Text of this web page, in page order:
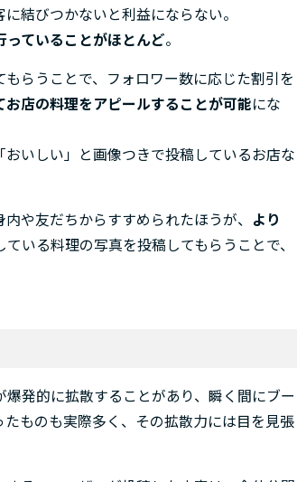
結びつかないと利益にならない。
っていることがほとんど。
らうことで、フォロワー数に応じた割引を
店の料理をアピールすることが可能にな
いしい」と画像つきで投稿しているお店な
や友だちからすすめられたほうが、
より
いる料理の写真を投稿してもらうことで、
発的に拡散することがあり、瞬く間にブー
ものも実際多く、その拡散力には目を見張